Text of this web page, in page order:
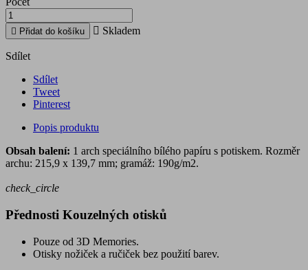
 Přidat do košíku  Skladem
Sdílet
Sdílet
Tweet
Pinterest
Popis produktu
Obsah balení: 1 arch speciálního bílého papíru s potiskem. Rozměr
archu: 215,9 x 139,7 mm; gramáž: 190g/m2.
check_circle
Přednosti Kouzelných otisků
Pouze od 3D Memories.
Otisky nožiček a ručiček bez použití barev.